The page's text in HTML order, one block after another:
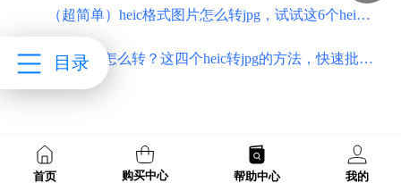
目录
​（超简单）heic格式图片怎么转jpg，试试这6个heic转jpg工具
heic转jpg怎么转？这四个heic转jpg的方法，快速批量转换
首页 购买中心 帮助中心 我的